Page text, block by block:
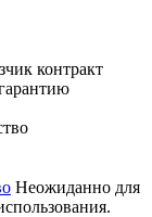
контракт
Неожиданно для